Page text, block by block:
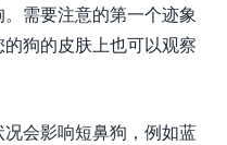
需要注意的第一个迹象
狗的皮肤上也可以观察
会影响短鼻狗，例如蓝